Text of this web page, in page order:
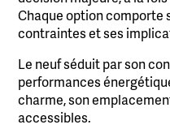
Chaque option comporte
contraintes et ses
Le neuf séduit par son
performances
charme, son
accessibles.